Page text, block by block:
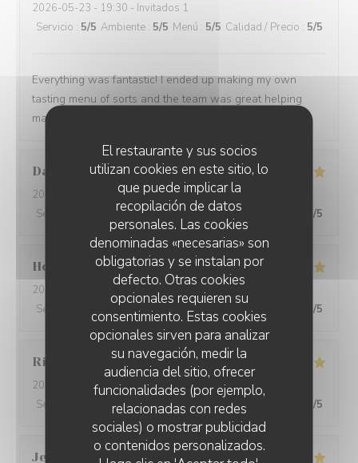
El restaurante y sus socios
utilizan cookies en este sitio, lo
que puede implicar la
recopilación de datos
personales. Las cookies
denominadas «necesarias» son
obligatorias y se instalan por
defecto. Otras cookies
opcionales requieren su
consentimiento. Estas cookies
opcionales sirven para analizar
su navegación, medir la
audiencia del sitio, ofrecer
funcionalidades (por ejemplo,
relacionadas con redes
sociales) o mostrar publicidad
o contenidos personalizados.
2026-05-23 - 19:30 - Invitados 1
Servicio : 5/5 Ambiente : 5/5 Menú : 5/5 Calidad / Precio : 5/5
Everything was fantastic! I ended up making my own
tasting menu of sorts and the team was great helping
making a wine paring for each course.
David
2026-05-28
- 19:15 - Invitados 7
Servicio
Ambiente: 5/5 Menú: 5/5 Calidad / Precio /5
Ho Fung T
2026-05-24
- 19:30 - Invitados 2
Servicio
Ambiente Menú : Calidad / Precio /5
Riccardo
2026-05-25
- 21:45 - Invitados 2
Servicio
Ambiente: 4/5 Menú:5 /5 Calidad / Precio /5
Jenny